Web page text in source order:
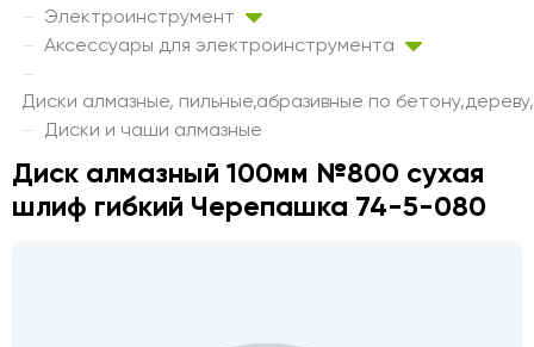
Электроинструмент
Аксессуары для электроинструмента
Диски алмазные, пильные,абразивные по
Диски и чаши алмазные
Диск алмазный 100мм №800 сухая
шлиф гибкий Черепашка 74-5-080